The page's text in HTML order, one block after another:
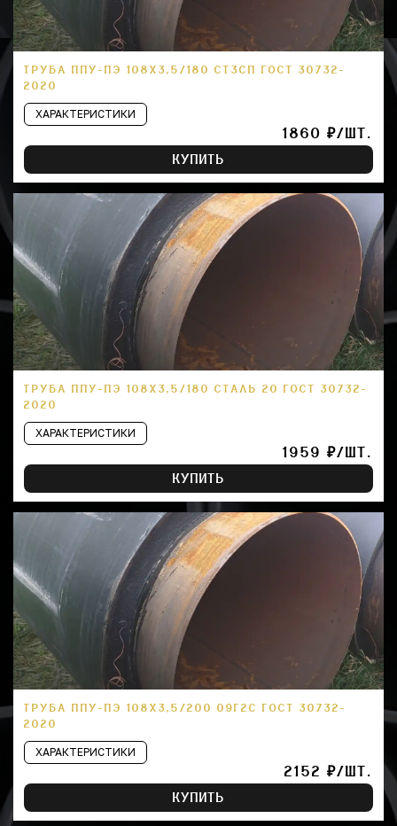
ТРУБА ППУ-ПЭ 108Х3,5/180 СТ3СП ГОСТ 30732-
2020
ХАРАКТЕРИСТИКИ
1860 ₽/ШТ.
КУПИТЬ
ТРУБА ППУ-ПЭ 108Х3,5/180 СТАЛЬ 20 ГОСТ 30732-
2020
ХАРАКТЕРИСТИКИ
1959 ₽/ШТ.
КУПИТЬ
ТРУБА ППУ-ПЭ 108Х3,5/200 09Г2С ГОСТ 30732-
2020
ХАРАКТЕРИСТИКИ
2152 ₽/ШТ.
КУПИТЬ